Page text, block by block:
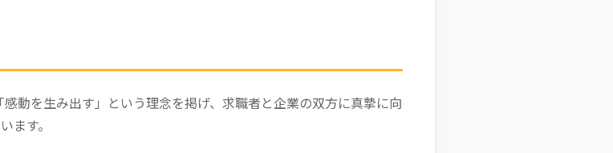
動を生み出す」という理念を掲げ、求職者と企業の双方に真摯に向
ます。